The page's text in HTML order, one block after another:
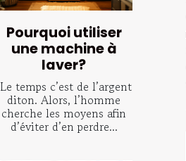
Pourquoi utiliser
une machine à
laver?
Le temps c’est de l’argent
diton. Alors, l’homme
cherche les moyens afin
d’éviter d’en perdre...